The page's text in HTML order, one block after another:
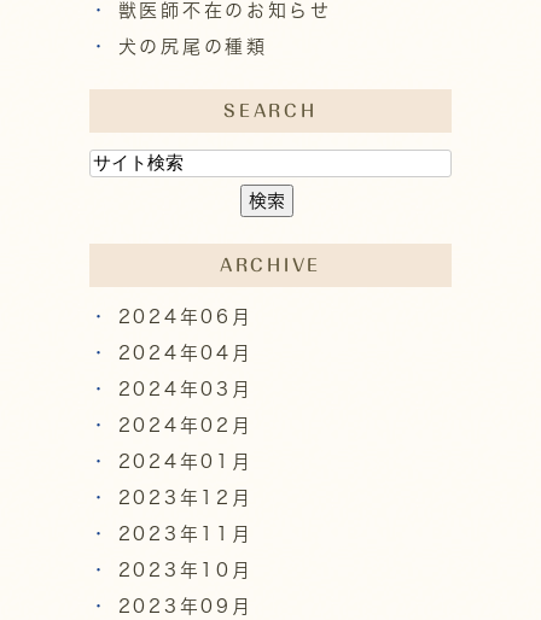
獣医師不在のお知らせ
犬の尻尾の種類
SEARCH
ARCHIVE
2024年06月
2024年04月
2024年03月
2024年02月
2024年01月
2023年12月
2023年11月
2023年10月
2023年09月